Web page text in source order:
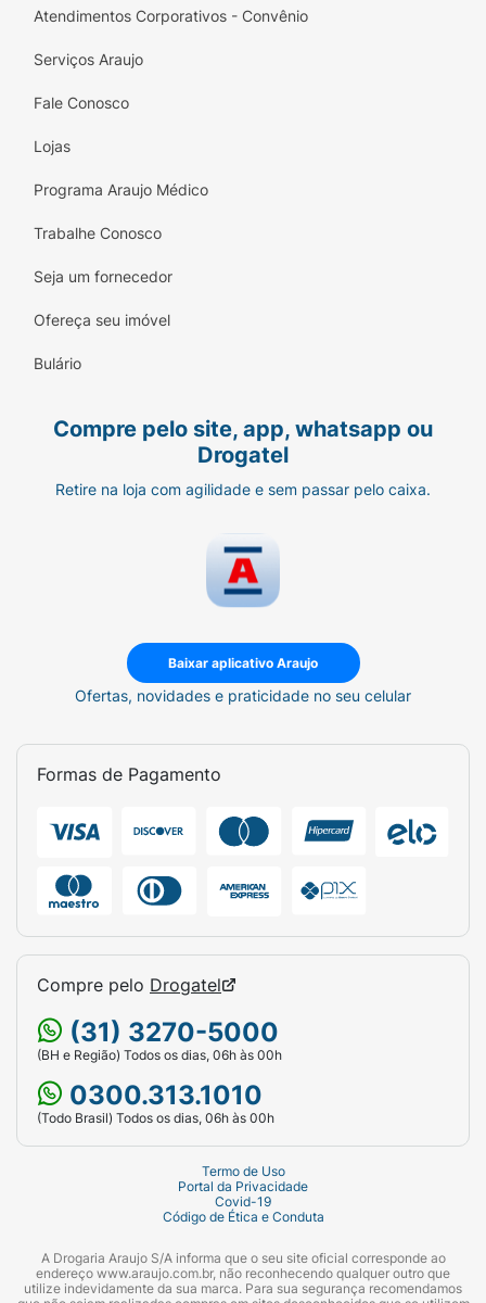
Atendimentos Corporativos - Convênio
Serviços Araujo
Fale Conosco
Lojas
Programa Araujo Médico
Trabalhe Conosco
Seja um fornecedor
Ofereça seu imóvel
Bulário
Compre pelo site, app, whatsapp ou
Drogatel
Retire na loja com agilidade e sem passar pelo caixa.
Baixar aplicativo Araujo
Ofertas, novidades e praticidade no seu celular
Formas de Pagamento
Compre pelo Drogatel
(31) 3270-5000
(BH e Região) Todos os dias, 06h às 00h
0300.313.1010
(Todo Brasil) Todos os dias, 06h às 00h
Termo de Uso
Portal da Privacidade
Covid-19
Código de Ética e Conduta
A Drogaria Araujo S/A informa que o seu site oficial corresponde ao
endereço www.araujo.com.br, não reconhecendo qualquer outro que
utilize indevidamente da sua marca. Para sua segurança recomendamos